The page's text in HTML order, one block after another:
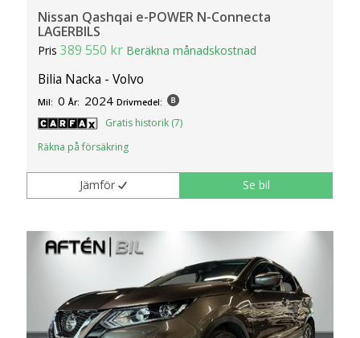
Nissan Qashqai e-POWER N-Connecta
LAGERBILS
Pris389 550 kr Beräkna månadskostnad
Bilia Nacka - Volvo
Mil: 0 År: 2024 Drivmedel:
Gratis historik (7)
Räkna på försäkring
Jämför Se bil